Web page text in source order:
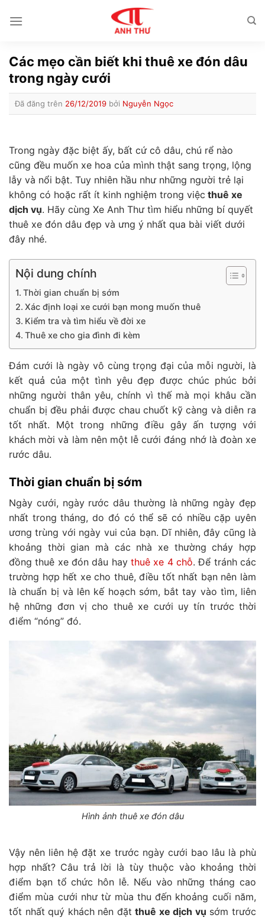
đến
Các mẹo cần biết khi thuê xe đón dâu
trong ngày cưới
Đã đăng trên 26/12/2019 bởi Nguyễn Ngọc
Trong ngày đặc biệt ấy, bất cứ cô dâu, chú rể nào
cũng đều muốn xe hoa của mình thật sang trọng, lộng
lẫy và nổi bật. Tuy nhiên hầu như những người trẻ lại
không có hoặc rất ít kinh nghiệm trong việc thuê xe
dịch vụ. Hãy cùng Xe Anh Thư tìm hiểu những bí quyết
thuê xe đón dâu đẹp và ưng ý nhất qua bài viết dưới
đây nhé.
Nội dung chính
Thời gian chuẩn bị sớm
Xác định loại xe cưới bạn mong muốn thuê
Kiểm tra và tìm hiểu về đời xe
Thuê xe cho gia đình đi kèm
Đám cưới là ngày vô cùng trọng đại của mỗi người, là
kết quả của một tình yêu đẹp được chúc phúc bởi
những người thân yêu, chính vì thế mà mọi khâu cần
chuẩn bị đều phải được chau chuốt kỹ càng và diễn ra
tốt nhất. Một trong những điều gây ấn tượng với
khách mời và làm nên một lễ cưới đáng nhớ là đoàn xe
rước dâu.
Thời gian chuẩn bị sớm
Ngày cưới, ngày rước dâu thường là những ngày đẹp
nhất trong tháng, do đó có thể sẽ có nhiều cặp uyên
ương trùng với ngày vui của bạn. Dĩ nhiên, đây cũng là
khoảng thời gian mà các nhà xe thường cháy hợp
đồng thuê xe đón dâu hay thuê xe 4 chỗ. Để tránh các
trường hợp hết xe cho thuê, điều tốt nhất bạn nên làm
là chuẩn bị và lên kế hoạch sớm, bắt tay vào tìm, liên
hệ những đơn vị cho thuê xe cưới uy tín trước thời
điểm “nóng” đó.
Hình ảnh thuê xe đón dâu
Vậy nên liên hệ đặt xe trước ngày cưới bao lâu là phù
hợp nhất? Câu trả lời là tùy thuộc vào khoảng thời
điểm bạn tổ chức hôn lễ. Nếu vào những tháng cao
điểm mùa cưới như từ mùa thu đến khoảng cuối năm,
tốt nhất quý khách nên đặtthuê xe dịch vụ sớm trước